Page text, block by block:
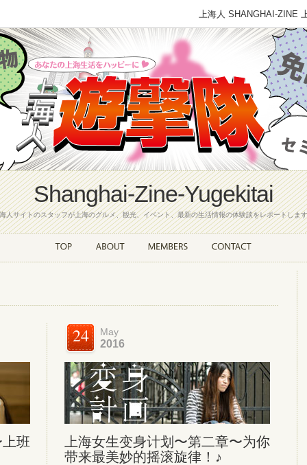
上海人 SHANGHAI-ZINE
Shanghai-Zine-Yugekitai
人サイトのスタッフが上海のグルメ、観光、イベント、最新の生活情報の体験談をレポートしま
班
24 May
2016
上海女生变身计划〜第二章〜为你
带来最美妙的摇滚旋律！♪